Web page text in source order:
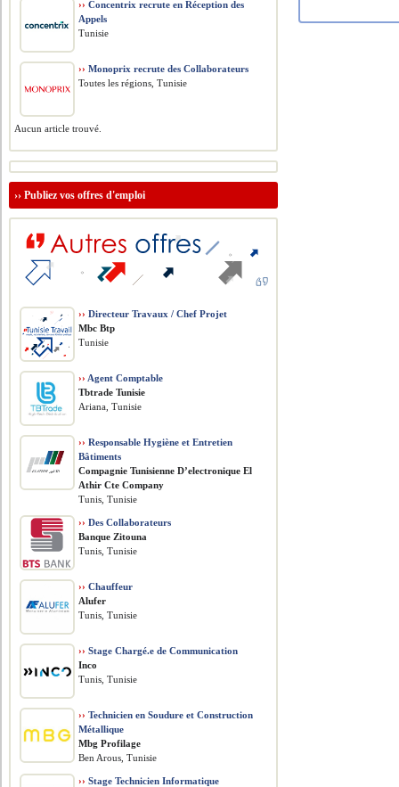
›› Concentrix recrute en Réception des
Appels
Tunisie
›› Monoprix recrute des Collaborateurs
Toutes les régions, Tunisie
Aucun article trouvé.
››Publiez vos offres d'emploi
›› Directeur Travaux / Chef Projet
Mbc Btp
Tunisie
›› Agent Comptable
Tbtrade Tunisie
Ariana, Tunisie
›› Responsable Hygiène et Entretien
Bâtiments
Compagnie Tunisienne D’electronique El
Athir Cte Company
Tunis, Tunisie
›› Des Collaborateurs
Banque Zitouna
Tunis, Tunisie
›› Chauffeur
Alufer
Tunis, Tunisie
›› Stage Chargé.e de Communication
Inco
Tunis, Tunisie
›› Technicien en Soudure et Construction
Métallique
Mbg Profilage
Ben Arous, Tunisie
›› Stage Technicien Informatique